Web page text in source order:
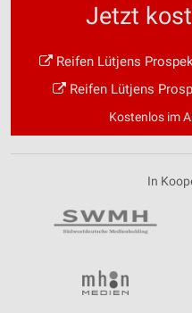
Jetzt
Reifen Lütjens
Reifen Lütjens
Kostenlos im
In